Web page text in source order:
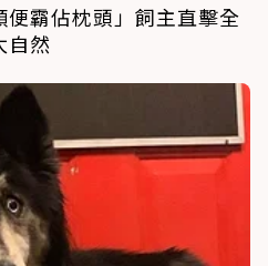
霸佔枕頭」飼主直擊全
自然